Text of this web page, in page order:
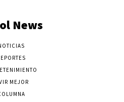
News
MEJOR